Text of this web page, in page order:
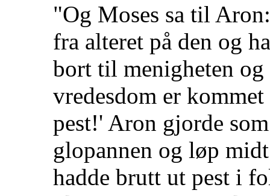
"Og Moses sa til
fra alteret på den og
bort til menigheten
vredesdom er
pest!' Aron gjorde
glopannen og løp
hadde brutt ut pest i